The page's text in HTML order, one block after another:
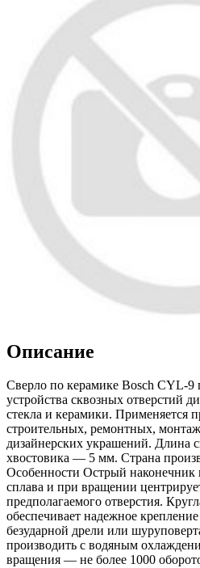
Описание
Сверло по керамике Bosch CYL-9
устройства сквозных отверстий
стекла и керамики. Применяется
строительных, ремонтных,
дизайнерских украшений. Длина
хвостовика — 5 мм. Страна
Особенности Острый наконечник
сплава и при вращении
предполагаемого отверстия.
обеспечивает надежное
безударной дрели или
производить с водяным
вращения — не более 1000